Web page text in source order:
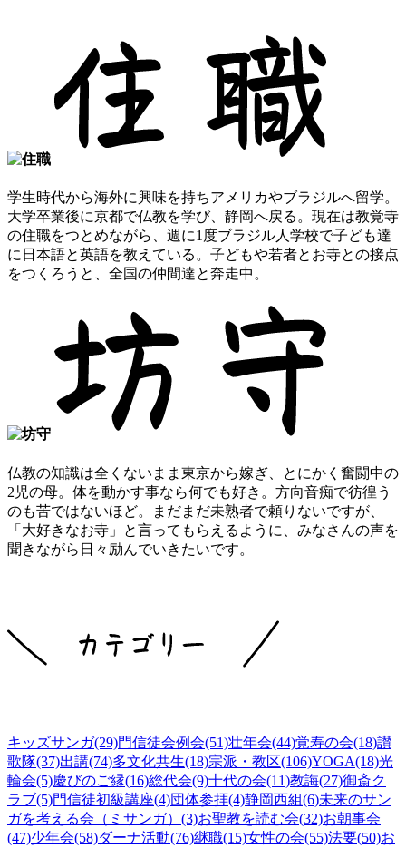
学生時代から海外に興味を持ちアメリカやブラジルへ留学。
大学卒業後に京都で仏教を学び、静岡へ戻る。現在は教覚寺
の住職をつとめながら、週に1度ブラジル人学校で子ども達
に日本語と英語を教えている。子どもや若者とお寺との接点
をつくろうと、全国の仲間達と奔走中。
仏教の知識は全くないまま東京から嫁ぎ、とにかく奮闘中の
2児の母。体を動かす事なら何でも好き。方向音痴で彷徨う
のも苦ではないほど。まだまだ未熟者で頼りないですが、
「大好きなお寺」と言ってもらえるように、みなさんの声を
聞きながら日々励んでいきたいです。
キッズサンガ(29)門信徒会例会(51)壮年会(44)覚寿の会(18)讃
歌隊(37)出講(74)多文化共生(18)宗派・教区(106)YOGA(18)光
輪会(5)慶びのご縁(16)総代会(9)十代の会(11)教誨(27)御斎ク
ラブ(5)門信徒初級講座(4)団体参拝(4)静岡西組(6)未来のサン
ガを考える会（ミサンガ）(3)お聖教を読む会(32)お朝事会
(47)少年会(58)ダーナ活動(76)継職(15)女性の会(55)法要(50)お